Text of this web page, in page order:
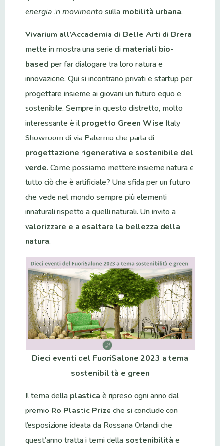
energia in movimentosulla mobilità urbana.
Vivarium all’Accademia di Belle Arti di Brera
mette in mostra una serie di materiali bio-
based per far dialogare tra loro natura e
innovazione. Qui si incontrano privati e startup per
progettare insieme ai giovani un futuro equo e
sostenibile. Sempre in questo distretto, molto
interessante è ilprogetto Green Wise Italy
Showroom di via Palermo che parla di
progettazione rigenerativa e sostenibile del
verde. Come possiamo mettere insieme natura e
tutto ciò che è artificiale? Una sfida per un futuro
che vede nel mondo sempre più elementi
innaturali rispetto a quelli naturali. Un invito a
valorizzare e a esaltare la bellezza della
natura.
Dieci eventi del FuoriSalone 2023 a tema
sostenibilità e green
Il tema della plastica è ripreso ogni anno dal
premio Ro Plastic Prize che si conclude con
l’esposizione ideata da Rossana Orlandi che
quest’anno tratta i temi della sostenibilitàe